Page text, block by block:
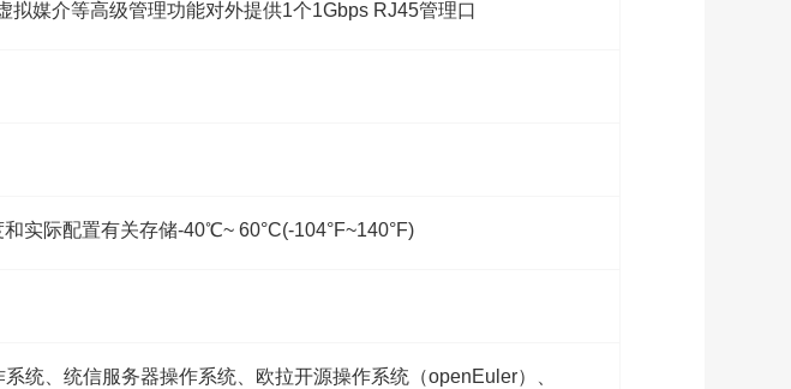
媒介等高级管理功能对外提供1个1Gbps RJ45管理口
实际配置有关存储-40℃~ 60°C(-104°F~140°F)
统、统信服务器操作系统、欧拉开源操作系统（openEuler）、